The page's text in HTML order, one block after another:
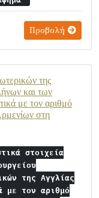
Προβολή
της
και των
με τον αριθμό
στη
στοιχεία
της Αγγλίας
με τον αριθμό